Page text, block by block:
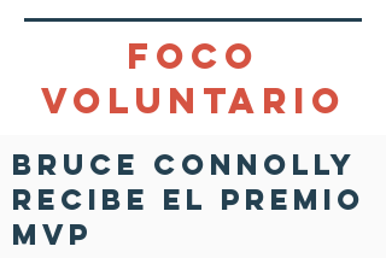
Foco
Voluntario
Bruce Connolly
recibe el premio
MVP